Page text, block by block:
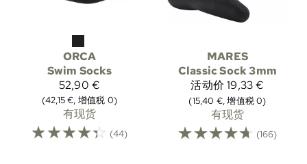
ORCA
Swim Socks
52,90 €
(42,15 €, 增值税 0)
有现货
☆☆☆☆☆ (44)
MARES
Classic Sock 3mm
活动价 19,33 €
(15,40 €, 增值税 0)
有现货
☆☆☆☆☆ (166)